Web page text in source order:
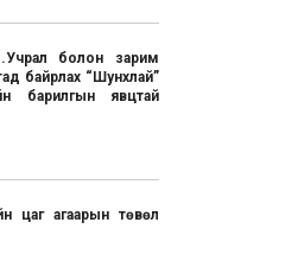
болон зарим
байрлах “Шунхлай”
барилгын явцтай
цаг агаарын төвөл